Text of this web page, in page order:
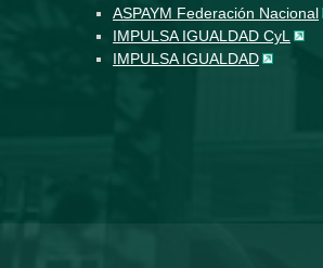
ASPAYM Federación Nacional
IMPULSA IGUALDAD CyL
IMPULSA IGUALDAD